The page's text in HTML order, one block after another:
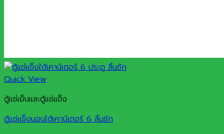
Quick View
ตู้แช่เย็นและตู้แช่แข็ง
ตู้แช่แข็งนอนใต้เคาน์เตอร์ 6 ลิ้นชัก